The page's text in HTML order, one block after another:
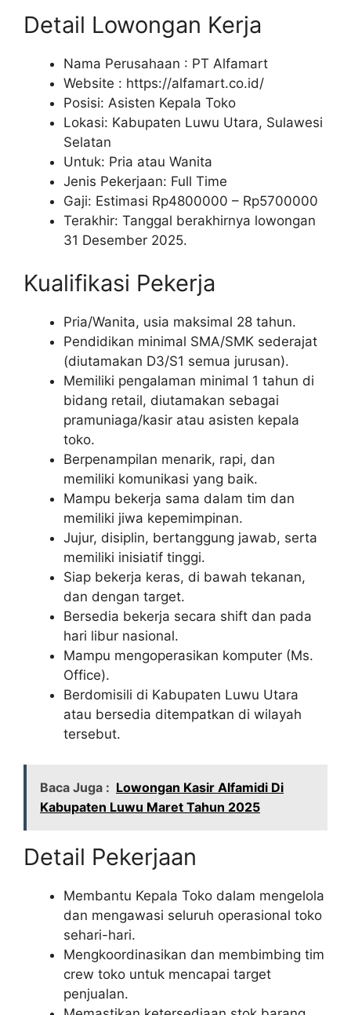
Detail Lowongan Kerja
Nama Perusahaan : PT Alfamart
Website : https://alfamart.co.id/
Posisi: Asisten Kepala Toko
Lokasi: Kabupaten Luwu Utara, Sulawesi
Selatan
Untuk: Pria atau Wanita
Jenis Pekerjaan: Full Time
Gaji: Estimasi Rp4800000 – Rp5700000
Terakhir: Tanggal berakhirnya lowongan
31 Desember 2025.
Kualifikasi Pekerja
Pria/Wanita, usia maksimal 28 tahun.
Pendidikan minimal SMA/SMK sederajat
(diutamakan D3/S1 semua jurusan).
Memiliki pengalaman minimal 1 tahun di
bidang retail, diutamakan sebagai
pramuniaga/kasir atau asisten kepala
toko.
Berpenampilan menarik, rapi, dan
memiliki komunikasi yang baik.
Mampu bekerja sama dalam tim dan
memiliki jiwa kepemimpinan.
Jujur, disiplin, bertanggung jawab, serta
memiliki inisiatif tinggi.
Siap bekerja keras, di bawah tekanan,
dan dengan target.
Bersedia bekerja secara shift dan pada
hari libur nasional.
Mampu mengoperasikan komputer (Ms.
Office).
Berdomisili di Kabupaten Luwu Utara
atau bersedia ditempatkan di wilayah
tersebut.
Baca Juga : Lowongan Kasir Alfamidi Di
Kabupaten Luwu Maret Tahun 2025
Detail Pekerjaan
Membantu Kepala Toko dalam mengelola
dan mengawasi seluruh operasional toko
sehari-hari.
Mengkoordinasikan dan membimbing tim
crew toko untuk mencapai target
penjualan.